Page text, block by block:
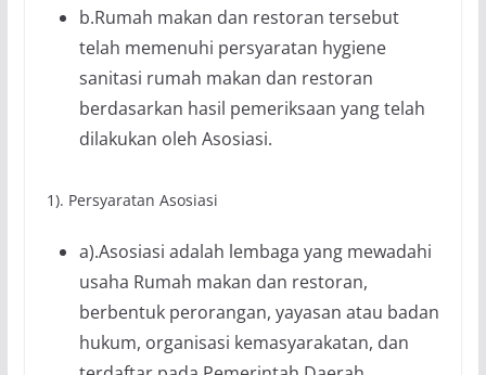
b.Rumah makan dan restoran tersebut
telah memenuhi persyaratan hygiene
sanitasi rumah makan dan restoran
berdasarkan hasil pemeriksaan yang telah
dilakukan oleh Asosiasi.
1). Persyaratan Asosiasi
a).Asosiasi adalah lembaga yang mewadahi
usaha Rumah makan dan restoran,
berbentuk perorangan, yayasan atau badan
hukum, organisasi kemasyarakatan, dan